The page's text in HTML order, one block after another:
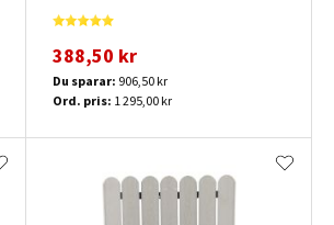
388,50 kr
Du sparar: 906,50 kr
Ord. pris: 1 295,00 kr